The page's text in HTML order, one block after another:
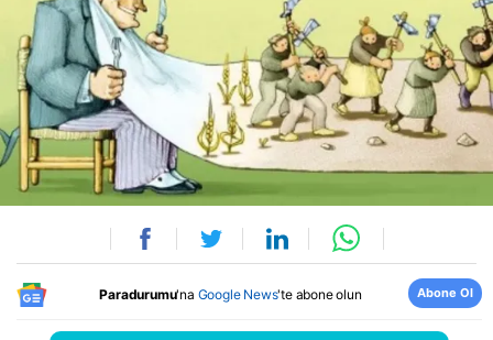
Paradurumu'na Google News'te abone olun Abone Ol